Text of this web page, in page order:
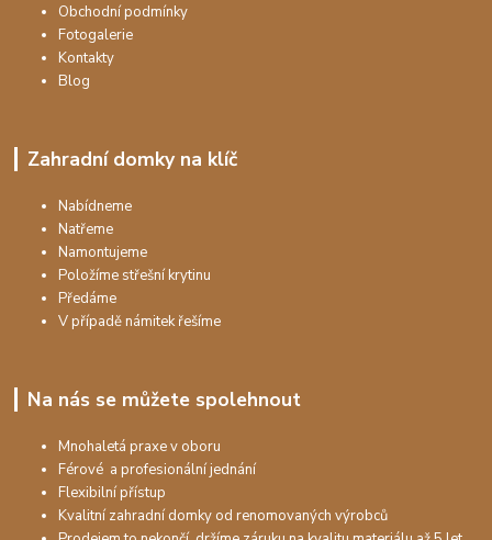
Obchodní podmínky
Fotogalerie
Kontakty
Blog
Zahradní domky na klíč
Nabídneme
Natřeme
Namontujeme
Položíme střešní krytinu
Předáme
V případě námitek řešíme
Na nás se můžete spolehnout
Mnohaletá praxe v oboru
Férové a profesionální jednání
Flexibilní přístup
Kvalitní zahradní domky od renomovaných výrobců